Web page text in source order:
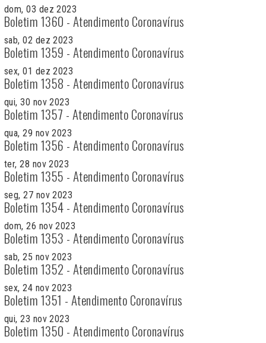
dom, 03 dez 2023
Boletim 1360 - Atendimento Coronavírus
sab, 02 dez 2023
Boletim 1359 - Atendimento Coronavírus
sex, 01 dez 2023
Boletim 1358 - Atendimento Coronavírus
qui, 30 nov 2023
Boletim 1357 - Atendimento Coronavírus
qua, 29 nov 2023
Boletim 1356 - Atendimento Coronavírus
ter, 28 nov 2023
Boletim 1355 - Atendimento Coronavírus
seg, 27 nov 2023
Boletim 1354 - Atendimento Coronavírus
dom, 26 nov 2023
Boletim 1353 - Atendimento Coronavírus
sab, 25 nov 2023
Boletim 1352 - Atendimento Coronavírus
sex, 24 nov 2023
Boletim 1351 - Atendimento Coronavírus
qui, 23 nov 2023
Boletim 1350 - Atendimento Coronavírus